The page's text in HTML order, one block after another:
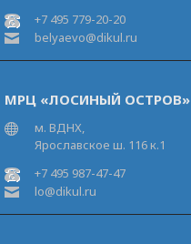
+7 495 779-20-20
belyaevo@dikul.ru
МРЦ «ЛОСИНЫЙ ОСТРОВ»
м. ВДНХ,
Ярославское ш. 116 к.1
+7 495 987-47-47
lo@dikul.ru